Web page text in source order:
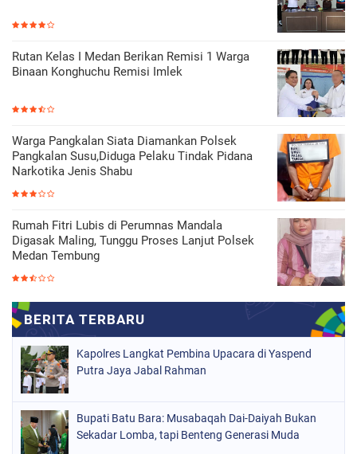
Rutan Kelas I Medan Berikan Remisi 1 Warga
Binaan Konghuchu Remisi Imlek
Warga Pangkalan Siata Diamankan Polsek
Pangkalan Susu,Diduga Pelaku Tindak Pidana
Narkotika Jenis Shabu
Rumah Fitri Lubis di Perumnas Mandala
Digasak Maling, Tunggu Proses Lanjut Polsek
Medan Tembung
Kapolres Langkat Pembina Upacara di Yaspend
Putra Jaya Jabal Rahman
Bupati Batu Bara: Musabaqah Dai-Daiyah Bukan
Sekadar Lomba, tapi Benteng Generasi Muda